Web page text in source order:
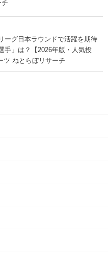
チ
ーグ日本ラウンドで活躍を期待
手」は？【2026年版・人気投
ツ ねとらぼリサーチ